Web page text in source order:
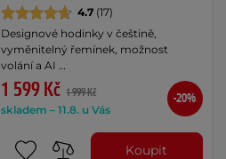
4.7 (17)
Designové hodinky v češtině,
vyměnitelný řemínek, možnost
volání a AI …
1 599 Kč 1 999 Kč
skladem – 11.8. u Vás
-20%
Koupit